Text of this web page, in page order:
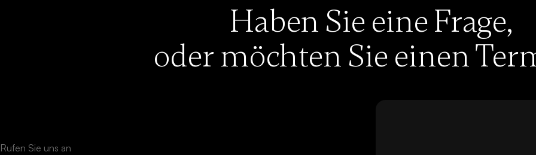
Haben Sie eine Frage,
oder möchten Sie einen
Rufen Sie uns an